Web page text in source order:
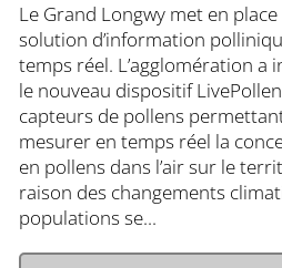
Le Grand Longwy met en
solution d’information
temps réel. L’agglomération a
le nouveau dispositif
capteurs de pollens
mesurer en temps réel la
en pollens dans l’air sur le
raison des changements
populations se...